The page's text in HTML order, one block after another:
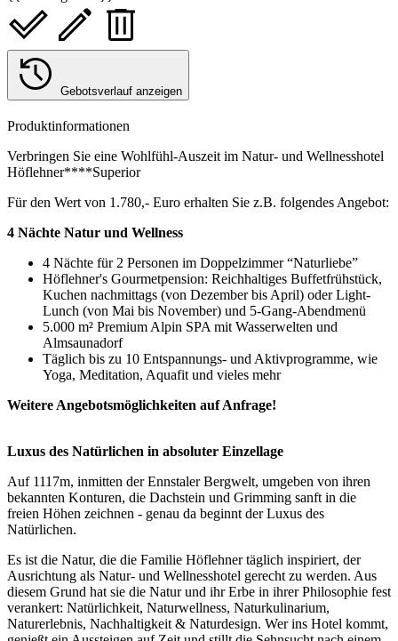
Gebotsverlauf anzeigen
Produktinformationen
Verbringen Sie eine Wohlfühl-Auszeit im Natur- und Wellnesshotel
Höflehner****Superior
Für den Wert von 1.780,- Euro erhalten Sie z.B. folgendes Angebot:
4 Nächte Natur und Wellness
4 Nächte für 2 Personen im Doppelzimmer “Naturliebe”
Höflehner's Gourmetpension: Reichhaltiges Buffetfrühstück,
Kuchen nachmittags (von Dezember bis April) oder Light-
Lunch (von Mai bis November) und 5-Gang-Abendmenü
5.000 m² Premium Alpin SPA mit Wasserwelten und
Almsaunadorf
Täglich bis zu 10 Entspannungs- und Aktivprogramme, wie
Yoga, Meditation, Aquafit und vieles mehr
Weitere Angebotsmöglichkeiten auf Anfrage!
Luxus des Natürlichen in absoluter Einzellage
Auf 1117m, inmitten der Ennstaler Bergwelt, umgeben von ihren
bekannten Konturen, die Dachstein und Grimming sanft in die
freien Höhen zeichnen - genau da beginnt der Luxus des
Natürlichen.
Es ist die Natur, die die Familie Höflehner täglich inspiriert, der
Ausrichtung als Natur- und Wellnesshotel gerecht zu werden. Aus
diesem Grund hat sie die Natur und ihr Erbe in ihrer Philosophie fest
verankert: Natürlichkeit, Naturwellness, Naturkulinarium,
Naturerlebnis, Nachhaltigkeit & Naturdesign. Wer ins Hotel kommt,